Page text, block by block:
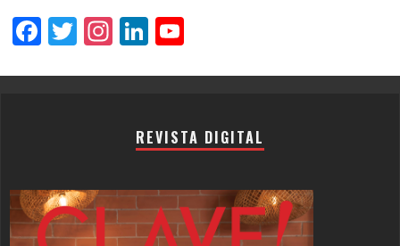
Facebook
Twitter
Instagram
LinkedIn
REVISTA DIGITAL